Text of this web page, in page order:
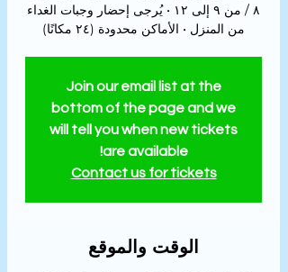
٨ / من ٩ إلى ١٢ • يُرجى إحضار وجبات الغداء
من المنزل • الأماكن محدودة (٢٤ مكانًا)
Join our email list at the
bottom of the page and we
will tell you when new tickets
are available!
Contact us for tickets
الوقت والموقع